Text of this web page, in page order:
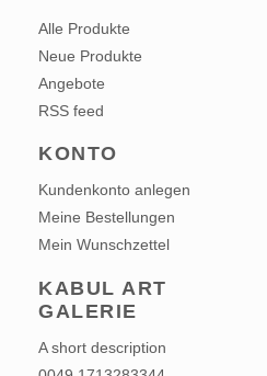
Alle Produkte
Neue Produkte
Angebote
RSS feed
KONTO
Kundenkonto anlegen
Meine Bestellungen
Mein Wunschzettel
KABUL ART
GALERIE
A short description